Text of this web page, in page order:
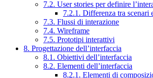
7.2. User stories per definire
7.2.1. Differenza tra scenari
7.3. Flussi di interazione
7.4. Wireframe
7.5. Prototipi interattivi
8. Progettazione dell’interfaccia
8.1. Obiettivi dell’interfaccia
8.2. Elementi dell’interfaccia
8.2.1. Elementi di